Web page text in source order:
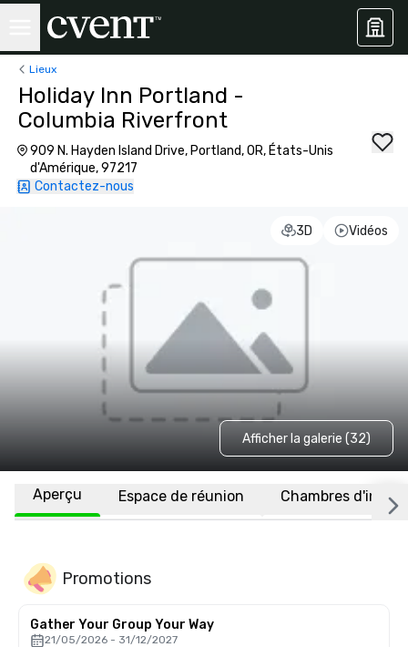
Lieux
Holiday Inn Portland -
Columbia Riverfront
909 N. Hayden Island Drive, Portland, OR, États-Unis
d'Amérique, 97217
Contactez-nous
3D Vidéos
Afficher la galerie (32)
Aperçu Espace de réunion Chambres
Promotions
Gather Your Group Your Way
21/05/2026 - 31/12/2027